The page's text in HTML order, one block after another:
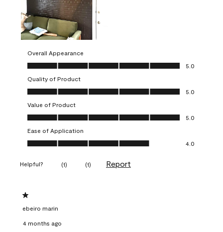
Overall Appearance
Overall Appearance, 5.0 out of 5
5.0
Quality of Product
Quality of Product, 5.0 out of 5
5.0
Value of Product
Value of Product, 5.0 out of 5
5.0
Ease of Application
Ease of Application, 4.0 out of 5
4.0
Helpful? (1) (1) Report
1 out of 5 stars.
ebeiro marin
4 months ago